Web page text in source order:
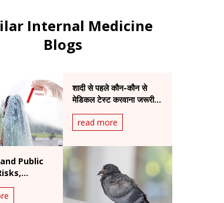
Internal Medicine
Blogs
शादी से पहले कौन-कौन से
मेडिकल टेस्ट करवाना जरूरी है
और क्यों?
read more
Public
You